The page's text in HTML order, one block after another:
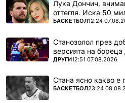
Лука Дончич,
оттегля. Иска 50
ПОВЕЧЕ ОТ
БАСКЕТБОЛ12:24
Станозолол през
версията на
ПОВЕЧЕ ОТ
ДРУГИ12:51 07.08.2026
Стана ясно какво е
ПОВЕЧЕ ОТ
БАСКЕТБОЛ23:24